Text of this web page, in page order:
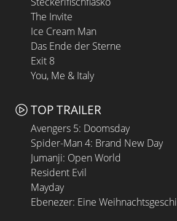
The Invite
Ice Cream Man
Das Ende der Sterne
Exit 8
You, Me & Italy
TOP TRAILER
Avengers 5: Doomsday
Spider-Man 4: Brand New Day
Jumanji: Open World
Resident Evil
Mayday
Ebenezer: Eine